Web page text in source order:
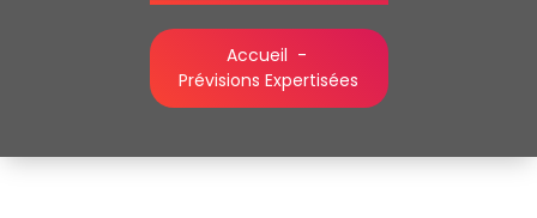
Accueil -
Prévisions Expertisées